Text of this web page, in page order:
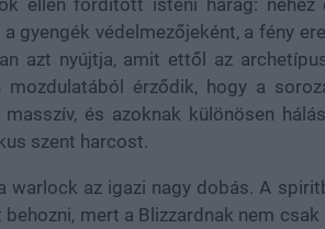
a gyengék védelmezőjeként, a fény
azt nyújtja, amit ettől az
mozdulatából érződik, hogy a
masszív, és azoknak különösen
szent harcost.
warlock az igazi nagy dobás. A
mert a Blizzardnak nem